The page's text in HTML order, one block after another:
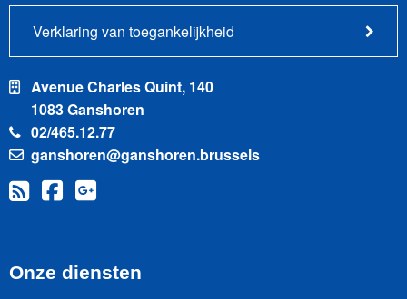
Verklaring van toegankelijkheid
Avenue Charles Quint, 140
1083 Ganshoren
02/465.12.77
ganshoren@ganshoren.brussels
Onze diensten